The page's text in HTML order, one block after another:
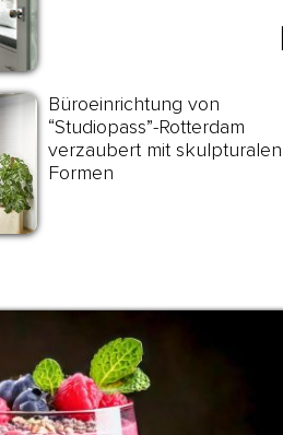
Büroeinrichtung von
“Studiopass”-Rotterdam
verzaubert mit skulpturalen
Formen